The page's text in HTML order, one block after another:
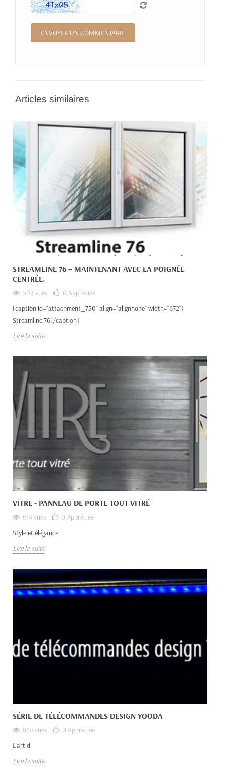
Articles similaires
STREAMLINE 76 – MAINTENANT AVEC LA POIGNÉE
CENTRÉE.
502 vues 0 Appréciée
[caption id="attachment_750" align="alignnone" width="672"]
Streamline 76[/caption]
Lire la suite
VITRE - PANNEAU DE PORTE TOUT VITRÉ
614 vues 0 Appréciée
Style et élégance
Lire la suite
SÉRIE DE TÉLÉCOMMANDES DESIGN YOODA
864 vues 0 Appréciée
L'art d
Lire la suite